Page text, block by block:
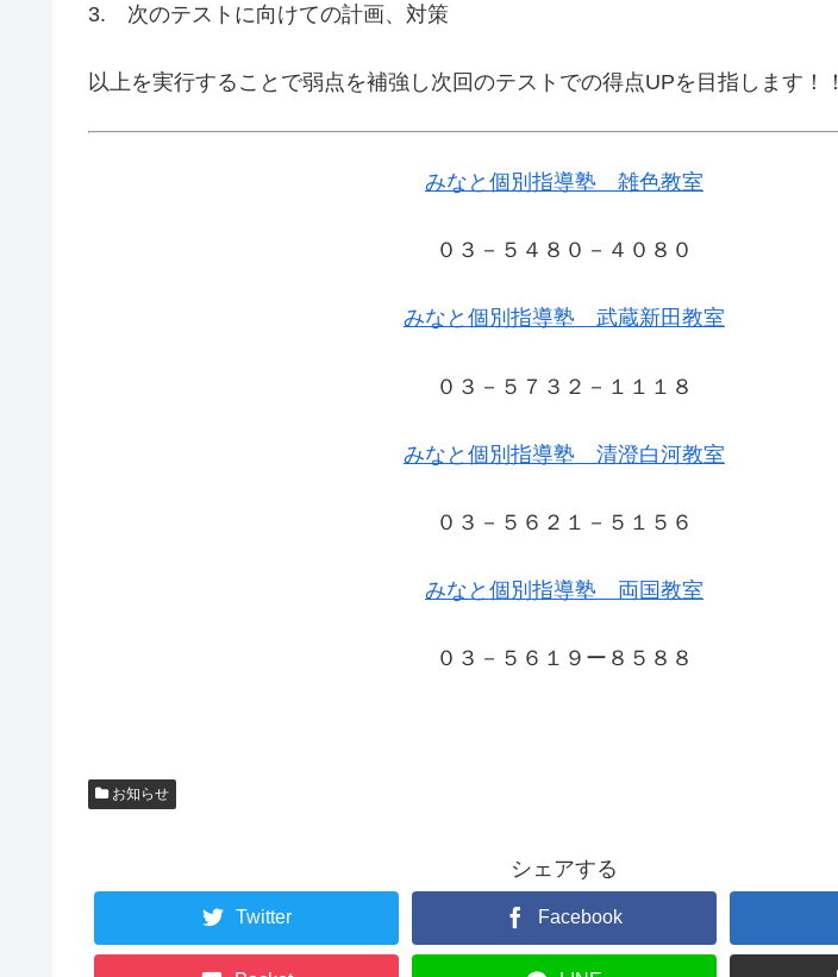
3. 次のテストに向けての計画、対策
以上を実行することで弱点を補強し次回のテストでの得点UPを目指します！！
みなと個別指導塾 雑色教室
０３－５４８０－４０８０
みなと個別指導塾 武蔵新田教室
０３－５７３２－１１１８
みなと個別指導塾 清澄白河教室
０３－５６２１－５１５６
みなと個別指導塾 両国教室
０３－５６１９ー８５８８
お知らせ
シェアする
Twitter Facebook